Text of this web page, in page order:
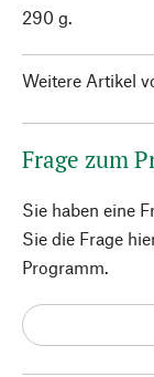
290 g.
Weitere Artikel
Frage zum
Sie haben eine
Sie die Frage
Programm.